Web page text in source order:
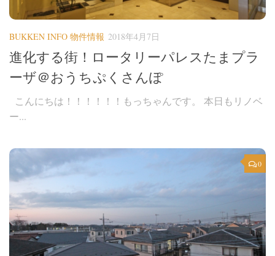
BUKKEN INFO 物件情報 2018年4月7日
進化する街！ロータリーパレスたまプラ
ーザ＠おうちぷくさんぽ
こんにちは！！！！！！もっちゃんです。 本日もリノベ
ー...
0